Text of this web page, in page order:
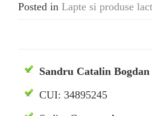
Posted in Lapte si produse
Sandru Catalin Bogdan
CUI: 34895245